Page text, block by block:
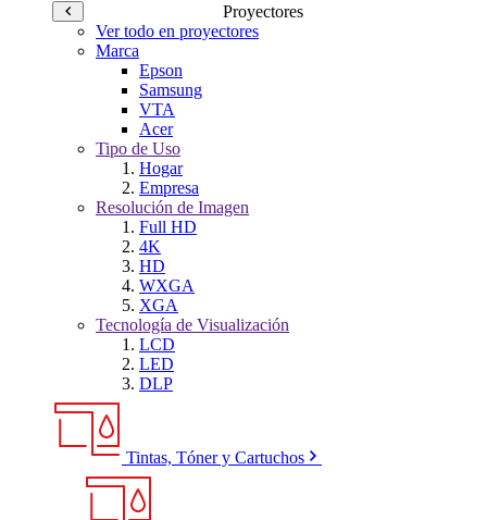
Proyectores
Ver todo en proyectores
Marca
Epson
Samsung
VTA
Acer
Tipo de Uso
Hogar
Empresa
Resolución de Imagen
Full HD
4K
HD
WXGA
XGA
Tecnología de Visualización
LCD
LED
DLP
Tintas, Tóner y Cartuchos